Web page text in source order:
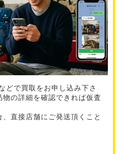
どで買取をお申し込み下さ
の詳細を確認できれば仮査
直接店舗にご発送頂くこと